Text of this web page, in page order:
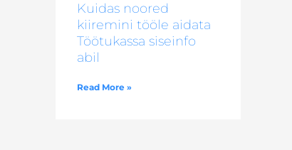
Kuidas noored
kiiremini tööle aidata
Töötukassa siseinfo
abil
Read More »